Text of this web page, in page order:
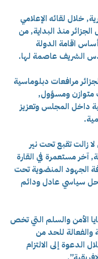
خلال لقائه الإعلامي
منذ البداية, من
اقامة الدولة
مرافعات دبلوماسية
ومسؤول,
داخل المجلس وتعزيز
زالت تقبع تحت نير
آخر مستعمرة في القارة
الجهود المنضوية تحت
حل سياسي عادل ودائم
الأمن والسلم التي تخص
والفعالة للحد من
الدعوة إلى الالتزام